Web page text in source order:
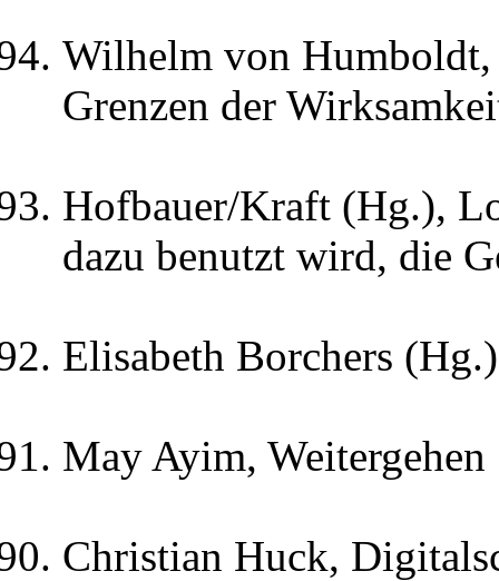
Wilhelm von Humboldt,
Grenzen der
Hofbauer/Kraft (Hg.),
dazu benutzt wird, die
Elisabeth Borchers
May Ayim, Weitergehen
Christian Huck,